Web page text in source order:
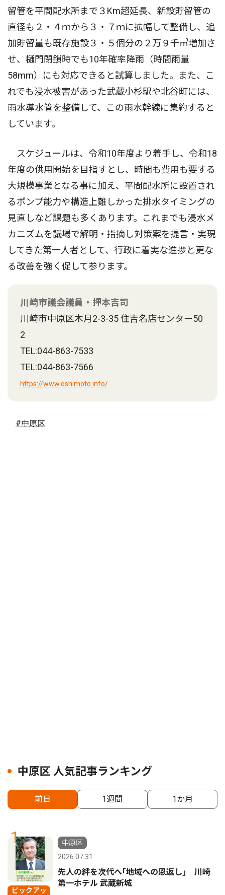
留管を平間配水所まで３Km超延長、新設貯留管の
直径も２・４ｍから３・７ｍに拡幅して整備し、追
加貯留量も既存施設３・５個分の２万９千㎥増加さ
せ、樋門閉鎖時でも10年確率降雨（時間雨量
58mm）にも対応できると試算しました。また、こ
れでも浸水被害があった武蔵小杉駅や北谷町には、
雨水導水管を整備して、この雨水幹線に集約すると
しています。
スケジュールは、令和10年度より着手し、令和18
年度の供用開始を目指すとし、時間も費用も要する
大規模事業となる事に加え、平間配水所に設置され
るポンプ能力や構造上難しかった排水タイミングの
見直しなど課題も多くあります。これまでも浸水メ
カニズムを議場で解明・指摘し対策案を提言・実現
してきた第一人者として、行政に着実な進捗と更な
る改善を強く促して参ります。
川崎市議会議員・押本吉司
川崎市中原区木月2-3-35 住吉名店センター50
2
TEL:044-863-7533
TEL:044-863-7566
https://www.oshimoto.info/
#中原区
中原区 人気記事ランキング
前日 1週間 1か月
1
ピックアッ
中原区
2026.07.31
先人の絆を次代へ｢地域への恩返し｣ 川崎
第一ホテル 武蔵新城